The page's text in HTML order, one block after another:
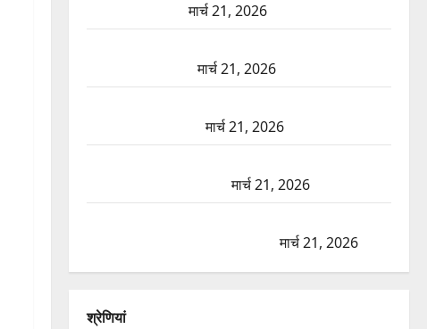
मार्च 21, 2026
मार्च 21, 2026
मार्च 21, 2026
मार्च 21, 2026
मार्च 21, 2026
श्रेणियां